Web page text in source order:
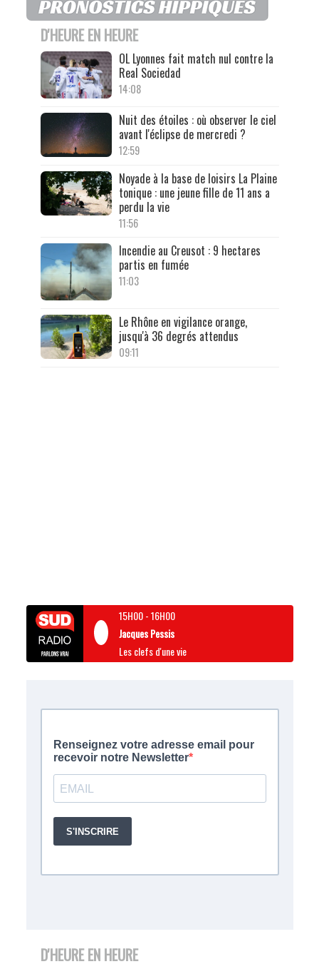
D'HEURE EN HEURE
OL Lyonnes fait match nul contre la
Real Sociedad
14:08
Nuit des étoiles : où observer le ciel
avant l'éclipse de mercredi ?
12:59
Noyade à la base de loisirs La Plaine
tonique : une jeune fille de 11 ans a
perdu la vie
11:56
Incendie au Creusot : 9 hectares
partis en fumée
11:03
Le Rhône en vigilance orange,
jusqu'à 36 degrés attendus
09:11
15H00-16H00
Jacques Pessis
Les clefs d'une vie
D'HEURE EN HEURE